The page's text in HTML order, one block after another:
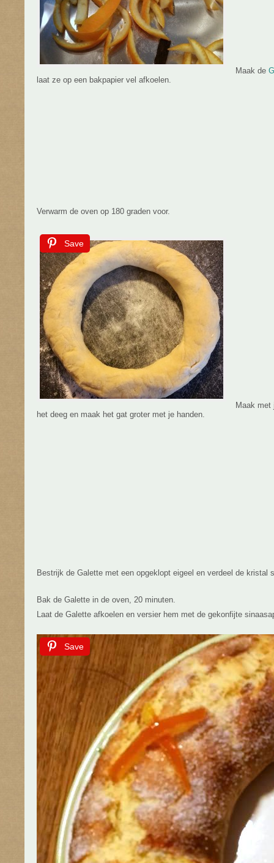
Maak de
laat ze op een bakpapier vel afkoelen.
Verwarm de oven op 180 graden voor.
Save
Maak met
het deeg en maak het gat groter met je handen.
Bestrijk de Galette met een opgeklopt eigeel en verdeel de kristal
Bak de Galette in de oven, 20 minuten.
Laat de Galette afkoelen en versier hem met de gekonfijte
Save